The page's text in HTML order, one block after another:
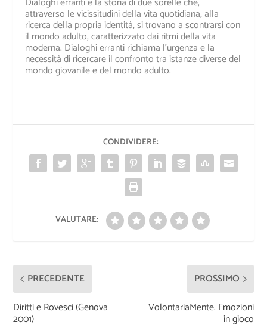
attraverso le vicissitudini della vita quotidiana, alla
ricerca della propria identità, si trovano a scontrarsi con
il mondo adulto, caratterizzato dai ritmi della vita
moderna. Dialoghi erranti richiama l’urgenza e la
necessità di ricercare il confronto tra istanze diverse del
mondo giovanile e del mondo adulto.
CONDIVIDERE:
VALUTARE:
PRECEDENTE
Diritti e Rovesci (Genova
2001)
PROSSIMO
VolontariaMente. Emozioni
in gioco